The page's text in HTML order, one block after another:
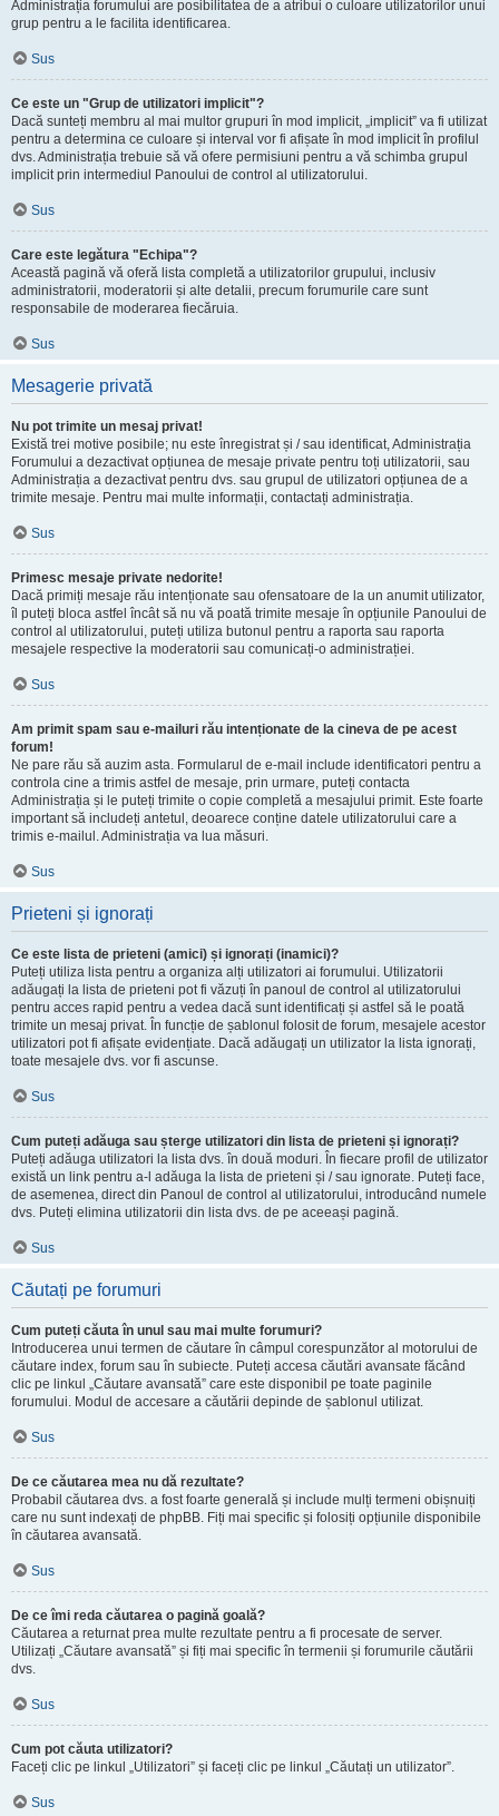
Administrația forumului are posibilitatea de a atribui o culoare utilizatorilor unui
grup pentru a le facilita identificarea.
Sus
Ce este un "Grup de utilizatori implicit"?
Dacă sunteți membru al mai multor grupuri în mod implicit, „implicit” va fi utilizat
pentru a determina ce culoare și interval vor fi afișate în mod implicit în profilul
dvs. Administrația trebuie să vă ofere permisiuni pentru a vă schimba grupul
implicit prin intermediul Panoului de control al utilizatorului.
Sus
Care este legătura "Echipa"?
Această pagină vă oferă lista completă a utilizatorilor grupului, inclusiv
administratorii, moderatorii și alte detalii, precum forumurile care sunt
responsabile de moderarea fiecăruia.
Sus
Mesagerie privată
Nu pot trimite un mesaj privat!
Există trei motive posibile; nu este înregistrat și / sau identificat, Administrația
Forumului a dezactivat opțiunea de mesaje private pentru toți utilizatorii, sau
Administrația a dezactivat pentru dvs. sau grupul de utilizatori opțiunea de a
trimite mesaje. Pentru mai multe informații, contactați administrația.
Sus
Primesc mesaje private nedorite!
Dacă primiți mesaje rău intenționate sau ofensatoare de la un anumit utilizator,
îl puteți bloca astfel încât să nu vă poată trimite mesaje în opțiunile Panoului de
control al utilizatorului, puteți utiliza butonul pentru a raporta sau raporta
mesajele respective la moderatorii sau comunicați-o administrației.
Sus
Am primit spam sau e-mailuri rău intenționate de la cineva de pe acest
forum!
Ne pare rău să auzim asta. Formularul de e-mail include identificatori pentru a
controla cine a trimis astfel de mesaje, prin urmare, puteți contacta
Administrația și le puteți trimite o copie completă a mesajului primit. Este foarte
important să includeți antetul, deoarece conține datele utilizatorului care a
trimis e-mailul. Administrația va lua măsuri.
Sus
Prieteni și ignorați
Ce este lista de prieteni (amici) și ignorați (inamici)?
Puteți utiliza lista pentru a organiza alți utilizatori ai forumului. Utilizatorii
adăugați la lista de prieteni pot fi văzuți în panoul de control al utilizatorului
pentru acces rapid pentru a vedea dacă sunt identificați și astfel să le poată
trimite un mesaj privat. În funcție de șablonul folosit de forum, mesajele acestor
utilizatori pot fi afișate evidențiate. Dacă adăugați un utilizator la lista ignorați,
toate mesajele dvs. vor fi ascunse.
Sus
Cum puteți adăuga sau șterge utilizatori din lista de prieteni și ignorați?
Puteți adăuga utilizatori la lista dvs. în două moduri. În fiecare profil de utilizator
există un link pentru a-l adăuga la lista de prieteni și / sau ignorate. Puteți face,
de asemenea, direct din Panoul de control al utilizatorului, introducând numele
dvs. Puteți elimina utilizatorii din lista dvs. de pe aceeași pagină.
Sus
Căutați pe forumuri
Cum puteți căuta în unul sau mai multe forumuri?
Introducerea unui termen de căutare în câmpul corespunzător al motorului de
căutare index, forum sau în subiecte. Puteți accesa căutări avansate făcând
clic pe linkul „Căutare avansată” care este disponibil pe toate paginile
forumului. Modul de accesare a căutării depinde de șablonul utilizat.
Sus
De ce căutarea mea nu dă rezultate?
Probabil căutarea dvs. a fost foarte generală și include mulți termeni obișnuiți
care nu sunt indexați de phpBB. Fiți mai specific și folosiți opțiunile disponibile
în căutarea avansată.
Sus
De ce îmi reda căutarea o pagină goală?
Căutarea a returnat prea multe rezultate pentru a fi procesate de server.
Utilizați „Căutare avansată” și fiți mai specific în termenii și forumurile căutării
dvs.
Sus
Cum pot căuta utilizatori?
Faceți clic pe linkul „Utilizatori” și faceți clic pe linkul „Căutați un utilizator”.
Sus